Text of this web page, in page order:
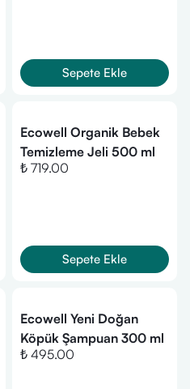
Sepete Ekle
Ecowell Organik Bebek
Temizleme Jeli 500 ml
₺ 719.00
Sepete Ekle
Ecowell Yeni Doğan
Köpük Şampuan 300 ml
₺ 495.00